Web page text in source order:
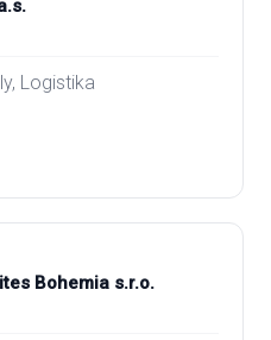
Logistika
Bohemia s.r.o.